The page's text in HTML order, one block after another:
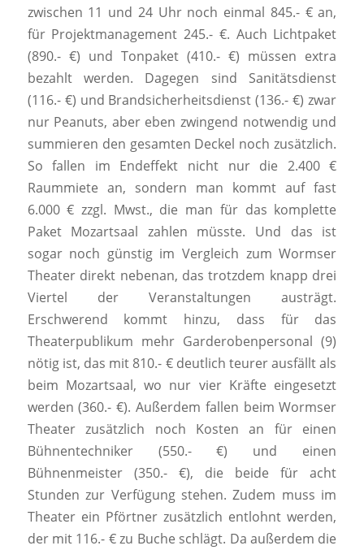
zwischen 11 und 24 Uhr noch einmal 845.- € an,
für Projektmanagement 245.- €. Auch Lichtpaket
(890.- €) und Tonpaket (410.- €) müssen extra
bezahlt werden. Dagegen sind Sanitätsdienst
(116.- €) und Brandsicherheitsdienst (136.- €) zwar
nur Peanuts, aber eben zwingend notwendig und
summieren den gesamten Deckel noch zusätzlich.
So fallen im Endeffekt nicht nur die 2.400 €
Raummiete an, sondern man kommt auf fast
6.000 € zzgl. Mwst., die man für das komplette
Paket Mozartsaal zahlen müsste. Und das ist
sogar noch günstig im Vergleich zum Wormser
Theater direkt nebenan, das trotzdem knapp drei
Viertel der Veranstaltungen austrägt.
Erschwerend kommt hinzu, dass für das
Theaterpublikum mehr Garderobenpersonal (9)
nötig ist, das mit 810.- € deutlich teurer ausfällt als
beim Mozartsaal, wo nur vier Kräfte eingesetzt
werden (360.- €). Außerdem fallen beim Wormser
Theater zusätzlich noch Kosten an für einen
Bühnentechniker (550.- €) und einen
Bühnenmeister (350.- €), die beide für acht
Stunden zur Verfügung stehen. Zudem muss im
Theater ein Pförtner zusätzlich entlohnt werden,
der mit 116.- € zu Buche schlägt. Da außerdem die